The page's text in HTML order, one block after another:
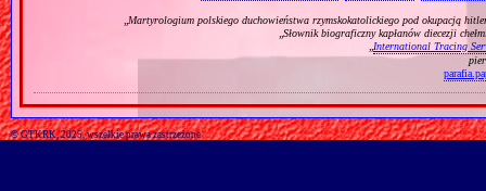
„Martyrologium polskiego duchowieństwa rzymskokatolickiego pod okupacją
„Słownik biograficzny kapłanów diecezji
„International Tracing
© GTKRK, 2025, wszelkie prawa zastrzeżone